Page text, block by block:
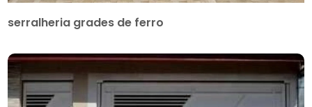
serralheria grades de ferro